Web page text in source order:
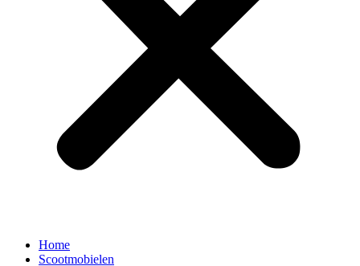
Home
Scootmobielen